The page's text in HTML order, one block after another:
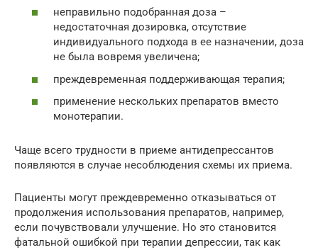
неправильно подобранная доза –
недостаточная дозировка, отсутствие
индивидуального подхода в ее назначении, доза
не была вовремя увеличена;
преждевременная поддерживающая терапия;
применение нескольких препаратов вместо
монотерапии.
Чаще всего трудности в приеме антидепрессантов
появляются в случае несоблюдения схемы их приема.
Пациенты могут преждевременно отказываться от
продолжения использования препаратов, например,
если почувствовали улучшение. Но это становится
фатальной ошибкой при терапии депрессии, так как